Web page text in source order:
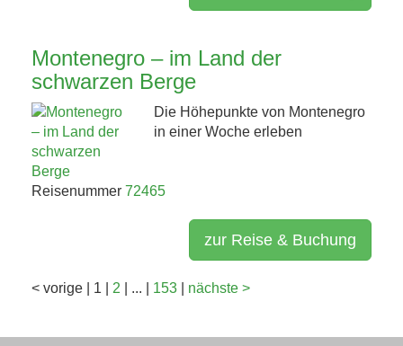
Montenegro – im Land der
schwarzen Berge
Die Höhepunkte von Montenegro
in einer Woche erleben
Reisenummer 72465
zur Reise & Buchung
< vorige 1 2 ... 153 nächste >